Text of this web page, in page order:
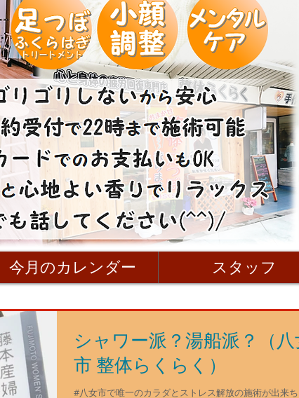
今月のカレンダー スタッフ
シャワー派？湯船派？（八
市 整体らくらく）
#八女市で唯一のカラダとストレス解放の施術が出来ち